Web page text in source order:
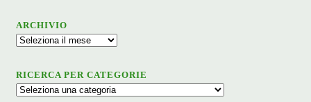
ARCHIVIO
Archivio
RICERCA PER CATEGORIE
Ricerca